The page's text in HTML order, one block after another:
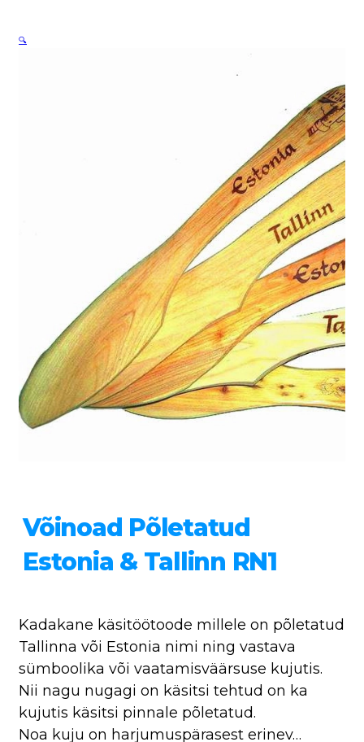
Võinoad Põletatud
Estonia & Tallinn RN1
Kadakane käsitöötoode millele on põletatud
Tallinna või Estonia nimi ning vastava
sümboolika või vaatamisväärsuse kujutis.
Nii nagu nugagi on käsitsi tehtud on ka
kujutis käsitsi pinnale põletatud.
Noa kuju on harjumuspärasest erinev…
🔍